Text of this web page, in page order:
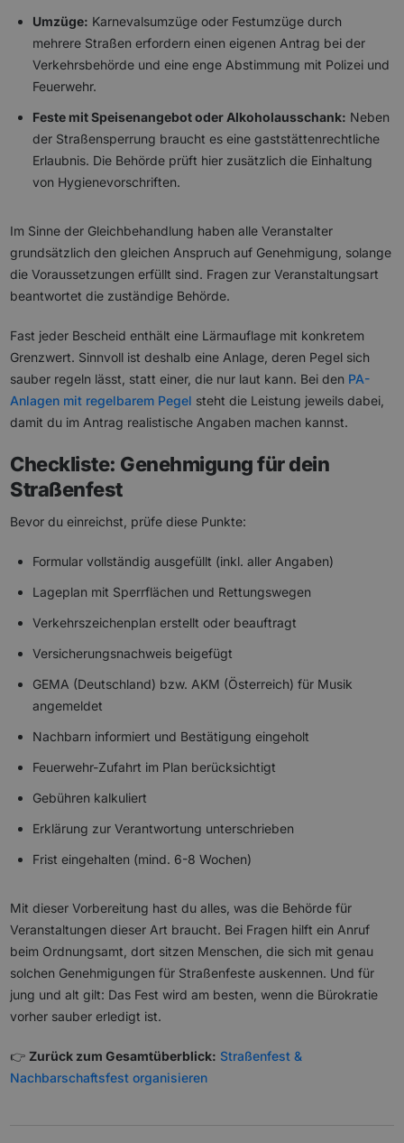
Umzüge: Karnevalsumzüge oder Festumzüge durch
mehrere Straßen erfordern einen eigenen Antrag bei der
Verkehrsbehörde und eine enge Abstimmung mit Polizei und
Feuerwehr.
Feste mit Speisenangebot oder Alkoholausschank: Neben
der Straßensperrung braucht es eine gaststättenrechtliche
Erlaubnis. Die Behörde prüft hier zusätzlich die Einhaltung
von Hygienevorschriften.
Im Sinne der Gleichbehandlung haben alle Veranstalter
grundsätzlich den gleichen Anspruch auf Genehmigung, solange
die Voraussetzungen erfüllt sind. Fragen zur Veranstaltungsart
beantwortet die zuständige Behörde.
Fast jeder Bescheid enthält eine Lärmauflage mit konkretem
Grenzwert. Sinnvoll ist deshalb eine Anlage, deren Pegel sich
sauber regeln lässt, statt einer, die nur laut kann. Bei den PA-
Anlagen mit regelbarem Pegel steht die Leistung jeweils dabei,
damit du im Antrag realistische Angaben machen kannst.
Checkliste: Genehmigung für dein
Straßenfest
Bevor du einreichst, prüfe diese Punkte:
Formular vollständig ausgefüllt (inkl. aller Angaben)
Lageplan mit Sperrflächen und Rettungswegen
Verkehrszeichenplan erstellt oder beauftragt
Versicherungsnachweis beigefügt
GEMA (Deutschland) bzw. AKM (Österreich) für Musik
angemeldet
Nachbarn informiert und Bestätigung eingeholt
Feuerwehr-Zufahrt im Plan berücksichtigt
Gebühren kalkuliert
Erklärung zur Verantwortung unterschrieben
Frist eingehalten (mind. 6-8 Wochen)
Mit dieser Vorbereitung hast du alles, was die Behörde für
Veranstaltungen dieser Art braucht. Bei Fragen hilft ein Anruf
beim Ordnungsamt, dort sitzen Menschen, die sich mit genau
solchen Genehmigungen für Straßenfeste auskennen. Und für
jung und alt gilt: Das Fest wird am besten, wenn die Bürokratie
vorher sauber erledigt ist.
👉Zurück zum Gesamtüberblick: Straßenfest &
Nachbarschaftsfest organisieren